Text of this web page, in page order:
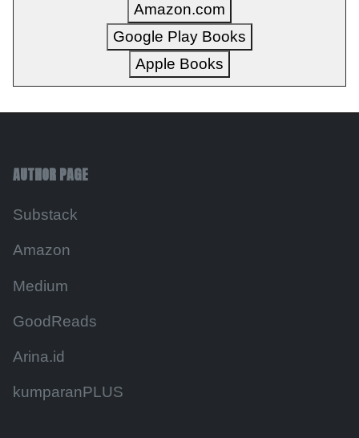
Amazon.com
Google Play Books
Apple Books
AUTHOR PAGE
Substack
Amazon
Medium
GoodReads
Arina.id
kumparanPLUS